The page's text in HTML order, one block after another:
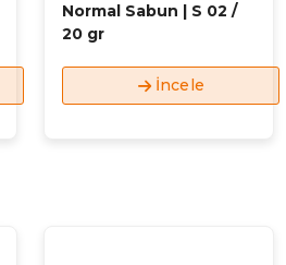
Normal Sabun | S 02 /
20 gr
İncele